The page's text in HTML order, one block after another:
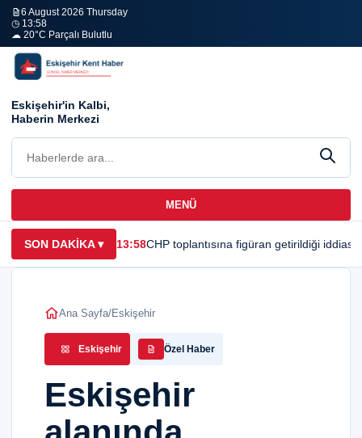
6 August 2026 Thursday
◷ 13:58
☁ 20°C Parçalı Bulutlu
Eskişehir'in Kalbi,
Haberin Merkezi
MENÜ
SON DAKİKA▾ 13:58CHP toplantısına figüran getirildiği
Ana Sayfa/Eskişehir
Eskişehir Özel Haber
Eskişehir